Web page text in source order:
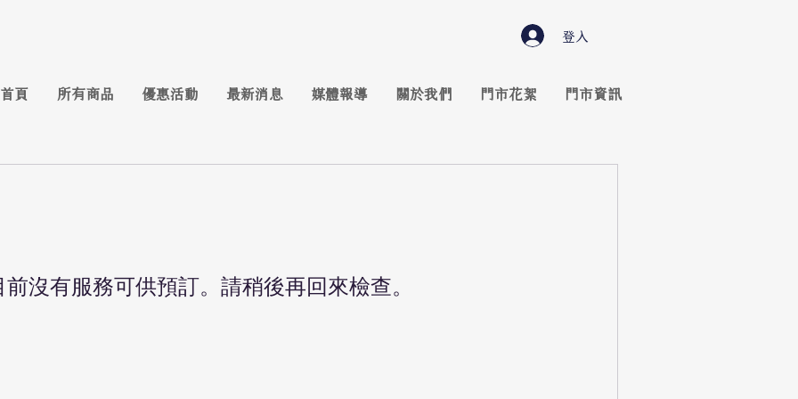
登入
頁 所有商品 優惠活動 最新消息 媒體報導 關於我們 門市花絮 門市資訊
前沒有服務可供預訂。請稍後再回來檢查。